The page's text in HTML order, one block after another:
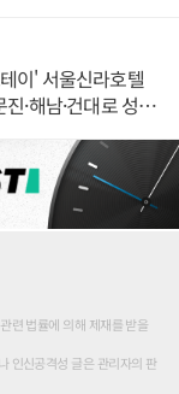
이' 서울신라호텔
·해남·건대로 성
련 법률에 의해 제재를 받을
인신공격성 글은 관리자의 판